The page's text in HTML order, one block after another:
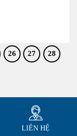
26 27 28
LIÊN HỆ